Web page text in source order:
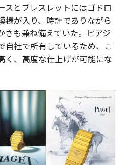
スとブレスレットにはゴドロ
様が入り、時計でありながら
さも兼ね備えていた。ピアジ
自社で所有しているため、こ
く、高度な仕上げが可能にな